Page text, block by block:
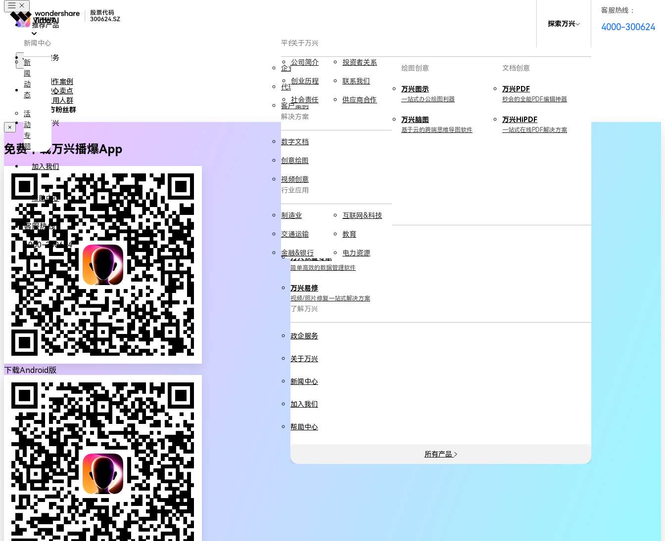
探索万兴
客服热线：
4000-300624
推荐产品
AIGC数字创意
视频创意
万兴剧厂
AI驱动的一站式精品影视内容创作平
台
万兴喵影
AI赋能，你也是剪辑大师
万兴天幕
Wondershare SelfyzAI
绘图创意
万兴图示
一站式办公绘图利器
万兴脑图
基于云的跨端思维导图软件
文档创意
万兴PDF
秒会的全能PDF编辑神器
万兴HiPDF
一站式在线PDF解决方案
实用工具
实用工具
万兴恢复专家
简单高效的数据管理软件
万兴易修
视频/照片修复一站式解决方案
了解万兴
政企服务
关于万兴
新闻中心
加入我们
帮助中心
所有产品
政企服务
平台服务
企业用户
代理商
客户案例
解决方案
数字文档
创意绘图
视频创意
行业应用
制造业
交通运输
金融&银行
互联网&科技
教育
电力资源
新闻中心
新闻中心
新
闻
动
态
活
动
专
题
关于万兴
关于万兴
公司简介
创业历程
社会责任
投资者关系
联系我们
供应商合作
加入我们
帮助中心
客服热线：
4000-300624
创作案例
核心卖点
适用人群
官方粉丝群
×
免费下载万兴播爆App
下载Android版